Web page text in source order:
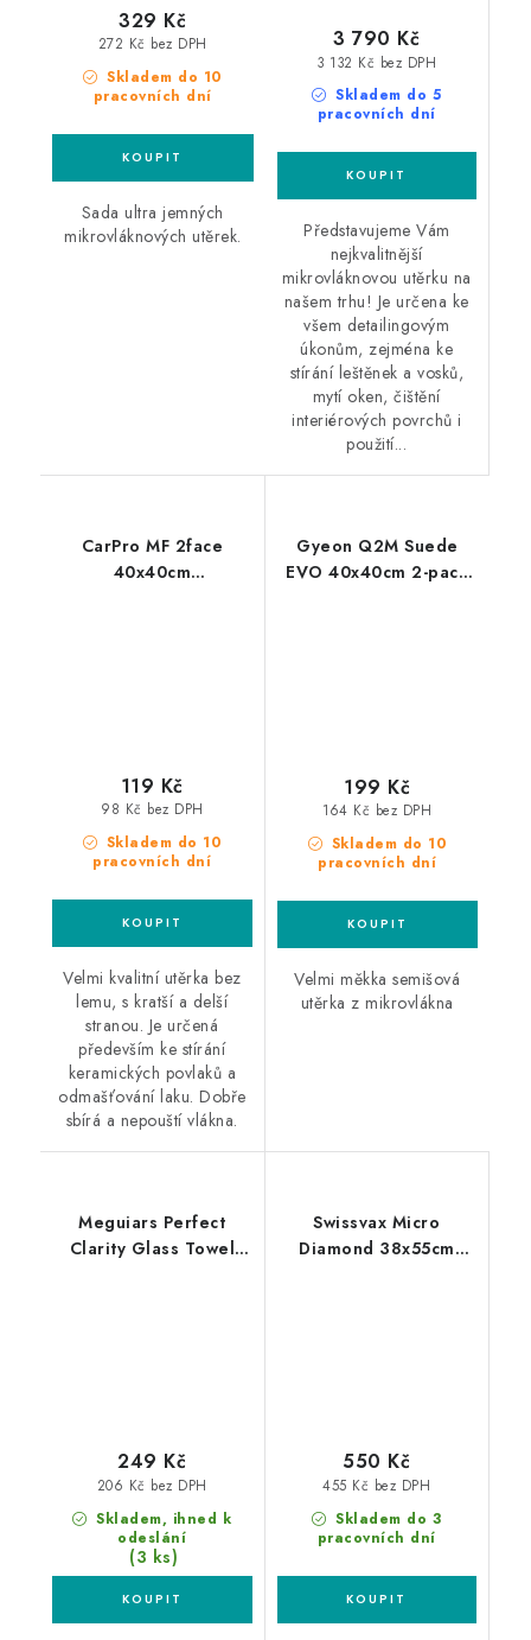
Skladem do 10
pracovních dní
272 Kč bez DPH
329 Kč
Sada ultra jemných
mikrovláknových utěrek.
Skladem do 5
pracovních dní
3 132 Kč bez DPH
3 790 Kč
Představujeme Vám
nejkvalitnější
mikrovláknovou utěrku na
našem trhu! Je určena ke
všem detailingovým
úkonům, zejména ke
stírání leštěnek a vosků,
mytí oken, čištění
interiérových povrchů i
použití...
CarPro MF 2face
40x40cm
Skladem do 10
pracovních dní
98 Kč bez DPH
119 Kč
Velmi kvalitní utěrka bez
lemu, s kratší a delší
stranou. Je určená
především ke stírání
keramických povlaků a
odmašťování laku. Dobře
sbírá a nepouští vlákna.
Gyeon Q2M Suede
EVO 40x40cm 2-pack
Skladem do 10
pracovních dní
164 Kč bez DPH
199 Kč
Velmi měkka semišová
utěrka z mikrovlákna
Meguiars Perfect
Clarity Glass Towel
Skladem, ihned k
odeslání
(3 ks)
206 Kč bez DPH
249 Kč
Swissvax Micro
Diamond 38x55cm
Skladem do 3
pracovních dní
455 Kč bez DPH
550 Kč